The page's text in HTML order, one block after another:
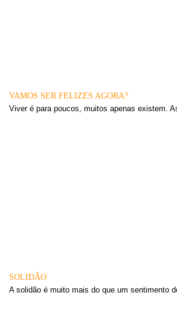
VAMOS SER FELIZES AGORA?
Viver é para poucos, muitos apenas existem.
SOLIDÃO
A solidão é muito mais do que um sentimento